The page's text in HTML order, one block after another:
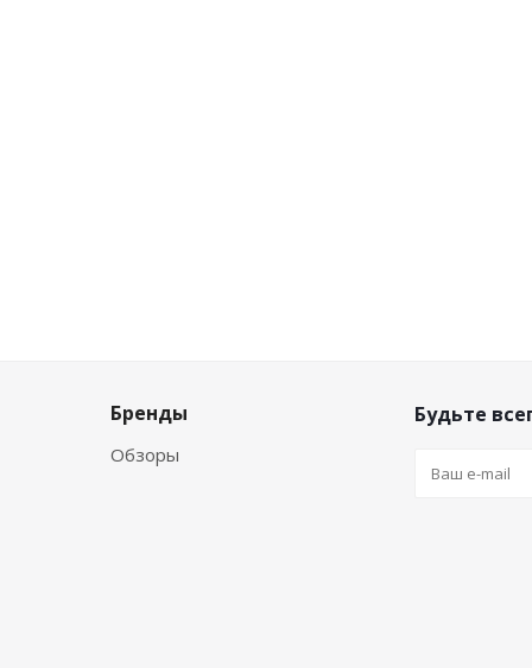
Бренды
Обзоры
Будьте